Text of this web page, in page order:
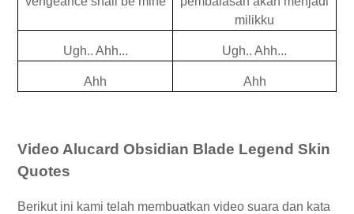
milikku
Ugh.. Ahh... Ugh.. Ahh...
Ahh Ahh
Video Alucard Obsidian Blade Legend Skin
Quotes
Berikut ini kami telah membuatkan video suara dan kata